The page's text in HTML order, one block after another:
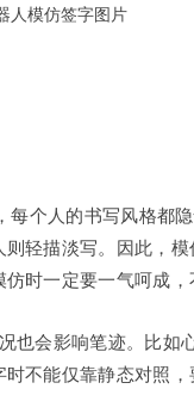
人模仿签字图片
每个人的书写风格都
轻描淡写。因此，
时一定要一气呵成，
也会影响笔迹。比如
不能仅靠静态对照，